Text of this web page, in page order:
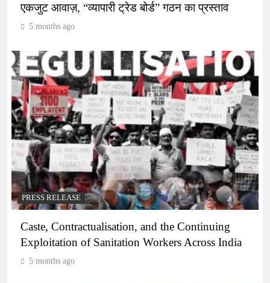
एकजुट आवाज़, “व्यापारी ट्रेड बोर्ड” गठन का प्रस्ताव
5 months ago
PRESS RELEASE
Caste, Contractualisation, and the Continuing
Exploitation of Sanitation Workers Across India
5 months ago